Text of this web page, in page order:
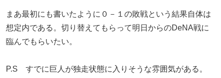
まあ最初にも書いたように０－１の敗戦という結果自体は
想定内である。切り替えてもらって明日からのDeNA戦に
臨んでもらいたい。
P.S すでに巨人が独走状態に入りそうな雰囲気がある。